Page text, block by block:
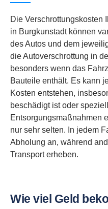
Die Verschrottungskosten
in Burgkunstadt können
des Autos und dem
die Autoverschrottung in
besonders wenn das
Bauteile enthält. Es kann
Kosten entstehen,
beschädigt ist oder
Entsorgungsmaßnahmen
nur sehr selten. In jedem
Abholung an, während
Transport erheben.
Wie viel Geld